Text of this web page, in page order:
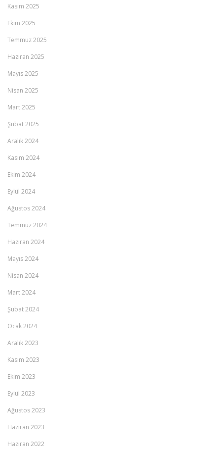
Kasım 2025
Ekim 2025
Temmuz 2025
Haziran 2025
Mayıs 2025
Nisan 2025
Mart 2025
Şubat 2025
Aralık 2024
Kasım 2024
Ekim 2024
Eylül 2024
Ağustos 2024
Temmuz 2024
Haziran 2024
Mayıs 2024
Nisan 2024
Mart 2024
Şubat 2024
Ocak 2024
Aralık 2023
Kasım 2023
Ekim 2023
Eylül 2023
Ağustos 2023
Haziran 2023
Haziran 2022